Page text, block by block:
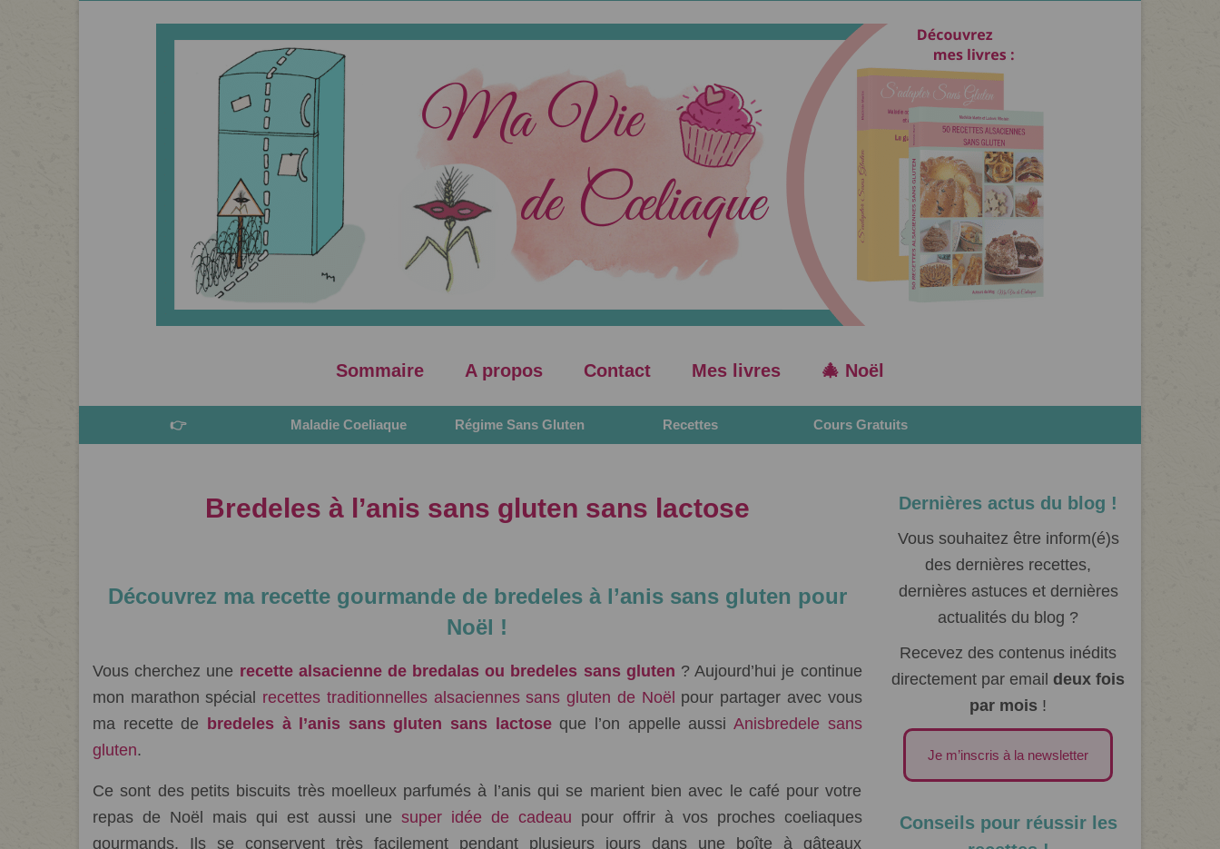
Sommaire A propos Contact Mes livres 🎄 Noël
👉 Maladie Coeliaque Régime Sans Gluten Recettes Cours Gratuits
Bredeles à l’anis sans gluten sans lactose
Découvrez ma recette gourmande de bredeles à l’anis sans gluten pour
Noël !
Vous cherchez une recette alsacienne de bredalas ou bredeles sans gluten ? Aujourd’hui je continue
mon marathon spécial recettes traditionnelles alsaciennes sans gluten de Noël pour partager avec vous
ma recette de bredeles à l’anis sans gluten sans lactoseque l’on appelle aussi Anisbredele sans
gluten.
Ce sont des petits biscuits très moelleux parfumés à l’anis qui se marient bien avec le café pour votre
repas de Noël mais qui est aussi une super idée de cadeau pour offrir à vos proches coeliaques
gourmands. Ils se conservent très facilement pendant plusieurs jours dans une boîte à gâteaux
Dernières actus du blog !
Vous souhaitez être inform(é)s
des dernières recettes,
dernières astuces et dernières
actualités du blog ?
Recevez des contenus inédits
directement par emaildeux fois
par mois !
Je m’inscris à la newsletter
Conseils pour réussir les